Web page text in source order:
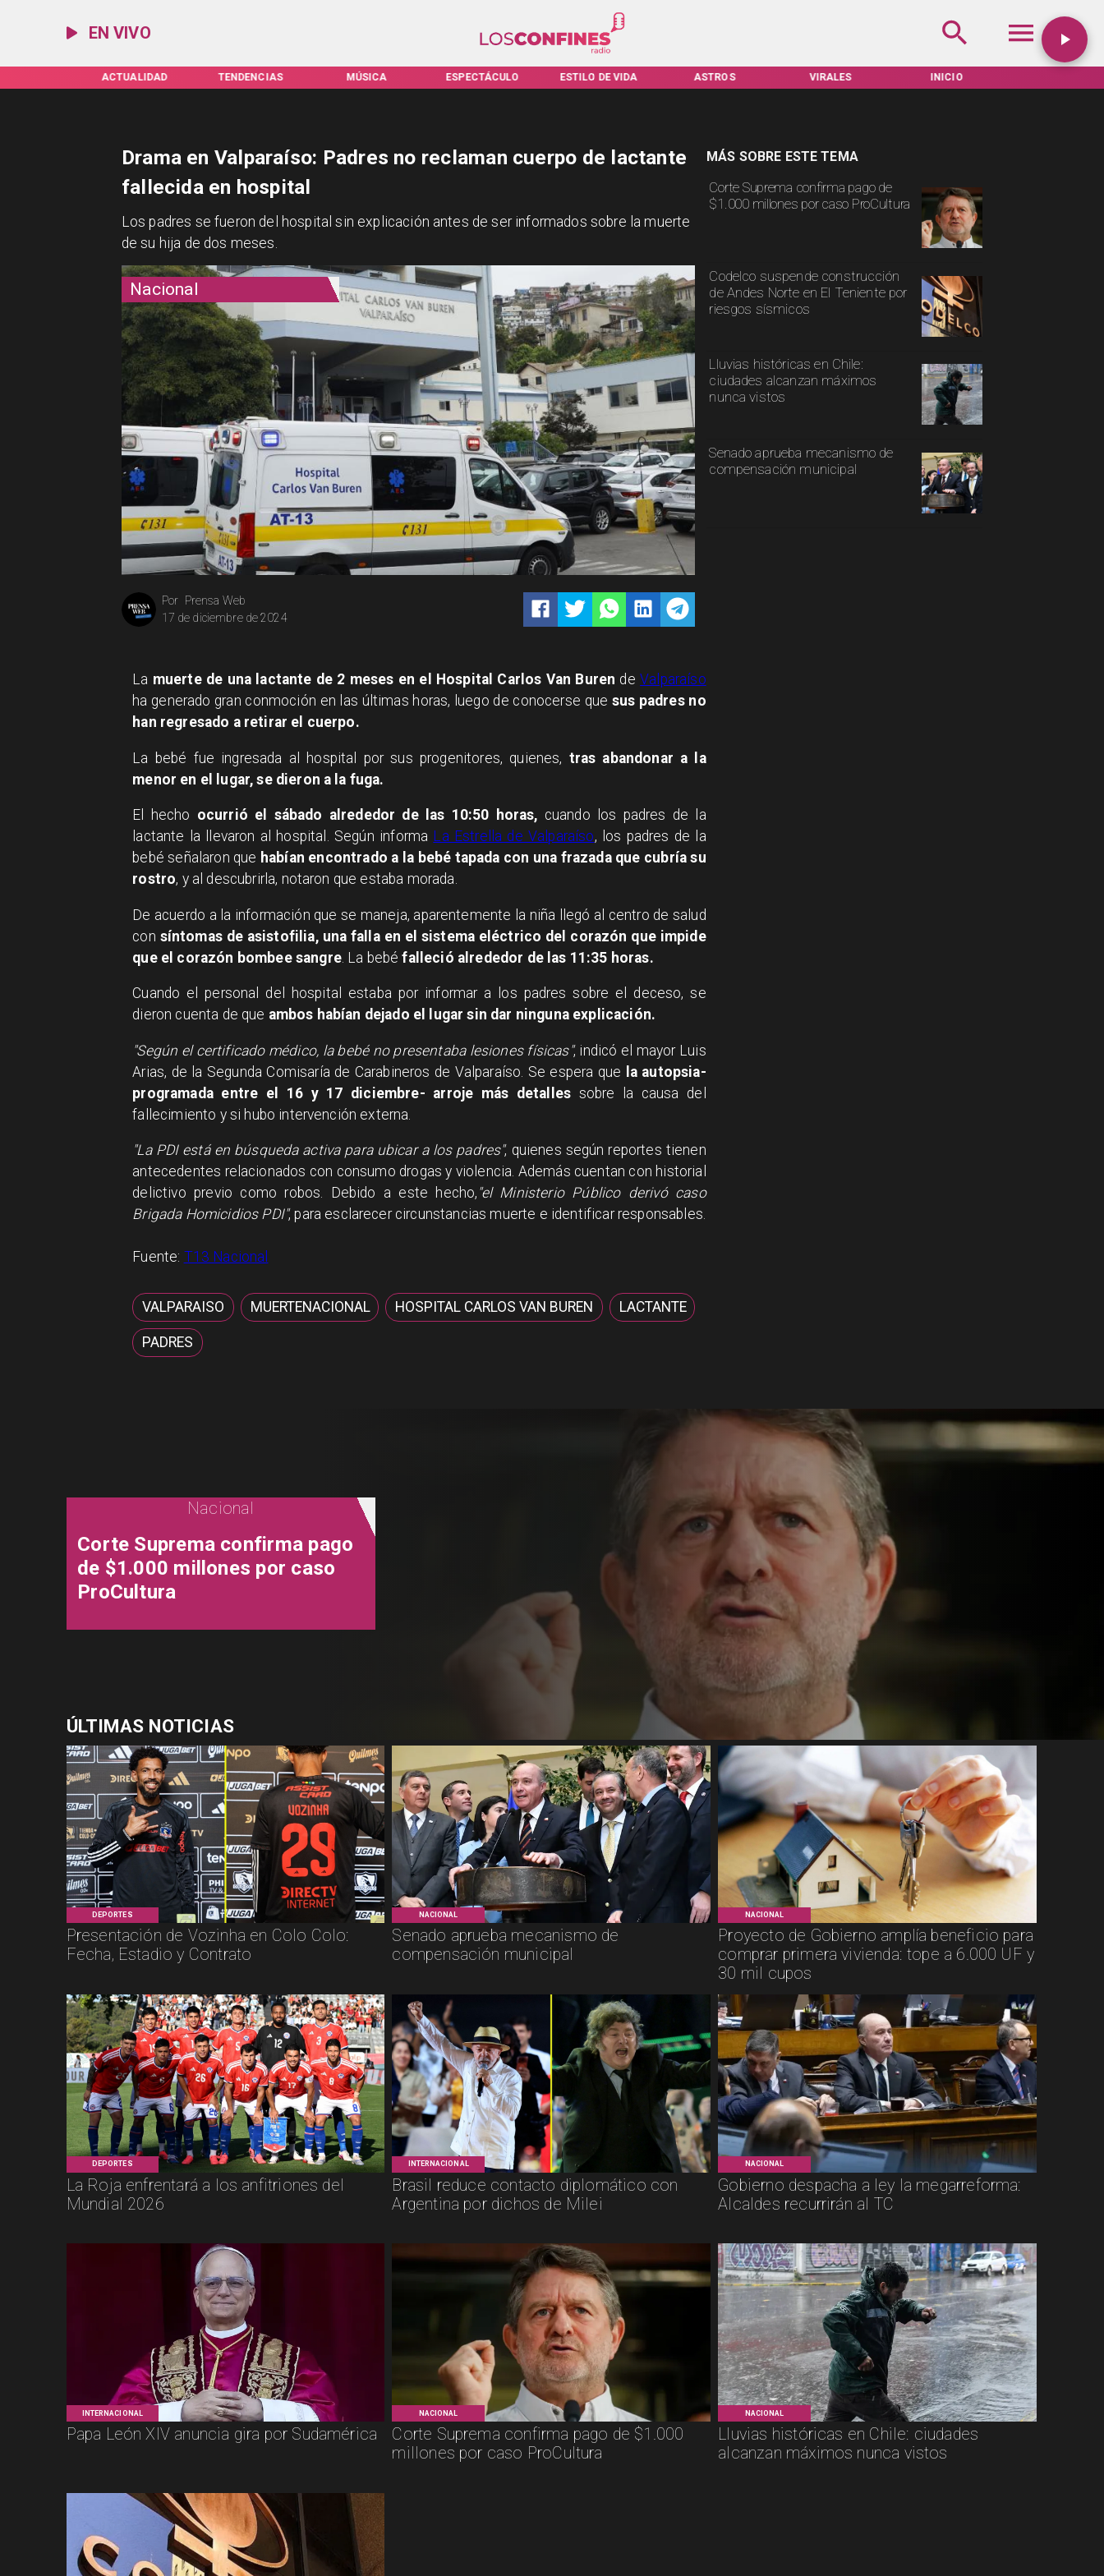
EN VIVO
ACTUALIDAD TENDENCIAS MÚSICA ESPECTÁCULO ESTILO DE VIDA ASTROS VIRALES INICIO
Nacional
Prensa Web
Por
17 de diciembre de 2024
Corte Suprema confirma pago de
$1.000 millones por caso ProCultura
Codelco suspende construcción
de Andes Norte en El Teniente por
riesgos sísmicos
Lluvias históricas en Chile:
ciudades alcanzan máximos
nunca vistos
Senado aprueba mecanismo de
compensación municipal
MÁS SOBRE ESTE TEMA
Drama en Valparaíso: Padres no reclaman cuerpo de lactante
fallecida en hospital
Los padres se fueron del hospital sin explicación antes de ser informados sobre la muerte
de su hija de dos meses.
La muerte de una lactante de 2 meses en el Hospital Carlos Van Buren deValparaíso
ha generado gran conmoción en las últimas horas, luego de conocerse que sus padres no
han regresado a retirar el cuerpo.
La bebé fue ingresada al hospital por sus progenitores, quienes, tras abandonar a la
menor en el lugar, se dieron a la fuga.
El hecho ocurrió el sábado alrededor de las 10:50 horas, cuando los padres de la
lactante la llevaron al hospital. Según informa La Estrella de Valparaíso, los padres de la
bebé señalaron que habían encontrado a la bebé tapada con una frazada que cubría su
rostro, y al descubrirla, notaron que estaba morada.
De acuerdo a la información que se maneja, aparentemente la niña llegó al centro de salud
con síntomas de asistofilia, una falla en el sistema eléctrico del corazón que impide
que el corazón bombee sangre. La bebéfalleció alrededor de las 11:35 horas.
Cuando el personal del hospital estaba por informar a los padres sobre el deceso, se
dieron cuenta de que ambos habían dejado el lugar sin dar ninguna explicación.
"Según el certificado médico, la bebé no presentaba lesiones físicas", indicó el mayor Luis
Arias, de la Segunda Comisaría de Carabineros de Valparaíso. Se espera que la autopsia-
programada entre el 16 y 17 diciembre- arroje más detalles sobre la causa del
fallecimiento y si hubo intervención externa.
"La PDI está en búsqueda activa para ubicar a los padres", quienes según reportes tienen
antecedentes relacionados con consumo drogas y violencia. Además cuentan con historial
delictivo previo como robos. Debido a este hecho, "el Ministerio Público derivó caso
Brigada Homicidios PDI", para esclarecer circunstancias muerte e identificar responsables.
Fuente: T13 Nacional
VALPARAISO MUERTENACIONAL HOSPITAL CARLOS VAN BUREN LACTANTE
PADRES
DEPORTES
Presentación de Vozinha en Colo Colo:
Fecha, Estadio y Contrato
NACIONAL
Senado aprueba mecanismo de
compensación municipal
NACIONAL
Proyecto de Gobierno amplía beneficio para
comprar primera vivienda: tope a 6.000 UF y
30 mil cupos
DEPORTES
La Roja enfrentará a los anfitriones del
Mundial 2026
INTERNACIONAL
Brasil reduce contacto diplomático con
Argentina por dichos de Milei
NACIONAL
Gobierno despacha a ley la megarreforma:
Alcaldes recurrirán al TC
INTERNACIONAL
Papa León XIV anuncia gira por Sudamérica
NACIONAL
Corte Suprema confirma pago de $1.000
millones por caso ProCultura
NACIONAL
Lluvias históricas en Chile: ciudades
alcanzan máximos nunca vistos
Nacional
Corte Suprema confirma pago
de $1.000 millones por caso
ProCultura
ÚLTIMAS NOTICIAS